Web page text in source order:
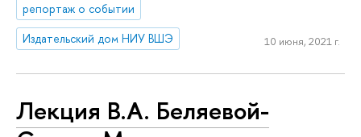
репортаж о событии
Издательский дом НИУ ВШЭ
10 июня, 2021 г.
Лекция В.А. Беляевой-